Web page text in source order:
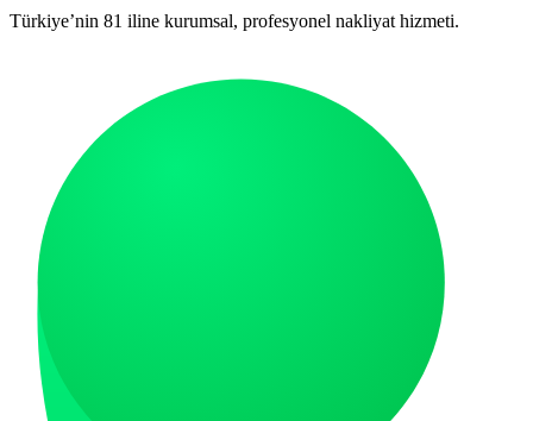
Türkiye’nin 81 iline kurumsal, profesyonel nakliyat hizmeti.